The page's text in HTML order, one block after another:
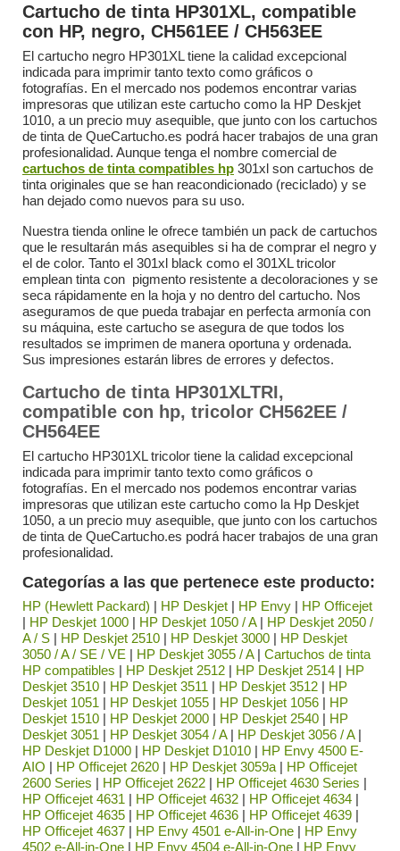
Cartucho de tinta HP301XL, compatible
con HP, negro, CH561EE / CH563EE
El cartucho negro HP301XL tiene la calidad excepcional
indicada para imprimir tanto texto como gráficos o
fotografías. En el mercado nos podemos encontrar varias
impresoras que utilizan este cartucho como la HP Deskjet
1010, a un precio muy asequible, que junto con los cartuchos
de tinta de QueCartucho.es podrá hacer trabajos de una gran
profesionalidad. Aunque tenga el nombre comercial de
cartuchos de tinta compatibles hp 301xl son cartuchos de
tinta originales que se han reacondicionado (reciclado) y se
han dejado como nuevos para su uso.
Nuestra tienda online le ofrece también un pack de cartuchos
que le resultarán más asequibles si ha de comprar el negro y
el de color. Tanto el 301xl black como el 301XL tricolor
emplean tinta con pigmento resistente a decoloraciones y se
seca rápidamente en la hoja y no dentro del cartucho. Nos
aseguramos de que pueda trabajar en perfecta armonía con
su máquina, este cartucho se asegura de que todos los
resultados se imprimen de manera oportuna y ordenada.
Sus impresiones estarán libres de errores y defectos.
Cartucho de tinta HP301XLTRI,
compatible con hp, tricolor CH562EE /
CH564EE
El cartucho HP301XL tricolor tiene la calidad excepcional
indicada para imprimir tanto texto como gráficos o
fotografías. En el mercado nos podemos encontrar varias
impresoras que utilizan este cartucho como la Hp Deskjet
1050, a un precio muy asequible, que junto con los cartuchos
de tinta de QueCartucho.es podrá hacer trabajos de una gran
profesionalidad.
Categorías a las que pertenece este producto:
HP (Hewlett Packard) | HP Deskjet | HP Envy | HP Officejet
| HP Deskjet 1000 | HP Deskjet 1050 / A| HP Deskjet 2050 /
A / S | HP Deskjet 2510 | HP Deskjet 3000 | HP Deskjet
3050 / A / SE / VE | HP Deskjet 3055 / A| Cartuchos de tinta
HP compatibles | HP Deskjet 2512 | HP Deskjet 2514 | HP
Deskjet 3510 | HP Deskjet 3511 | HP Deskjet 3512 | HP
Deskjet 1051 | HP Deskjet 1055 | HP Deskjet 1056 | HP
Deskjet 1510 | HP Deskjet 2000 | HP Deskjet 2540 | HP
Deskjet 3051 | HP Deskjet 3054 / A| HP Deskjet 3056 / A|
HP Deskjet D1000 | HP Deskjet D1010 | HP Envy 4500 E-
AIO | HP Officejet 2620 | HP Deskjet 3059a | HP Officejet
2600 Series | HP Officejet 2622 | HP Officejet 4630 Series |
HP Officejet 4631 | HP Officejet 4632 | HP Officejet 4634 |
HP Officejet 4635 | HP Officejet 4636 | HP Officejet 4639 |
HP Officejet 4637 | HP Envy 4501 e-All-in-One | HP Envy
4502 e-All-in-One | HP Envy 4504 e-All-in-One | HP Envy